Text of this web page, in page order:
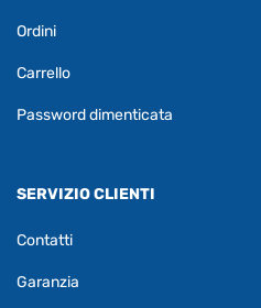
Ordini
Carrello
Password dimenticata
SERVIZIO CLIENTI
Contatti
Garanzia